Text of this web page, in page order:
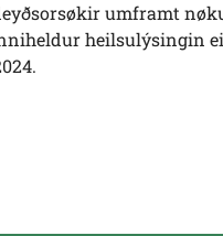
umframt
heilsulýsingin